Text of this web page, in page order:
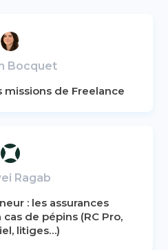
Bocquet
missions de Freelance
Ragab
: les assurances
de pépins (RC Pro,
litiges…)